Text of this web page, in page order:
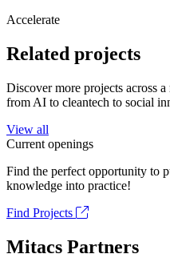
Accelerate
Related projects
Discover more projects across
from AI to cleantech to social
View all
Current openings
Find the perfect opportunity to
knowledge into practice!
Find Projects
Mitacs Partners